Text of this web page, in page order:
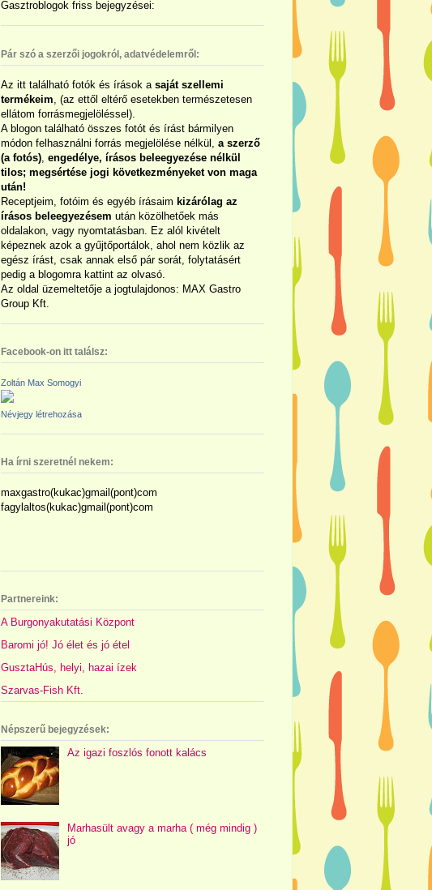
Gasztroblogok friss bejegyzései:
Pár szó a szerzői jogokról, adatvédelemről:
Az itt található fotók és írások a saját szellemi
termékeim , (az ettől eltérő esetekben természetesen
ellátom forrásmegjelöléssel).
A blogon található összes fotót és írást bármilyen
módon felhasználni forrás megjelölése nélkül, a szerző
(a fotós) engedélye, írásos beleegyezése nélkül
tilos; megsértése jogi következményeket von maga
után!
Receptjeim, fotóim és egyéb írásaim kizárólag az
írásos beleegyezésem után közölhetőek más
oldalakon, vagy nyomtatásban. Ez alól kivételt
képeznek azok a gyűjtőportálok, ahol nem közlik az
egész írást, csak annak első pár sorát, folytatásért
pedig a blogomra kattint az olvasó.
Az oldal üzemeltetője a jogtulajdonos: MAX Gastro
Group Kft.
Facebook-on itt találsz:
Zoltán Max Somogyi
Névjegy létrehozása
Ha írni szeretnél nekem:
maxgastro(kukac)gmail(pont)com
fagylaltos(kukac)gmail(pont)com
Partnereink:
A Burgonyakutatási Központ
Baromi jó! Jó élet és jó étel
GusztaHús, helyi, hazai ízek
Szarvas-Fish Kft.
Népszerű bejegyzések:
Az igazi foszlós fonott kalács
Marhasült avagy a marha ( még mindig )
jó